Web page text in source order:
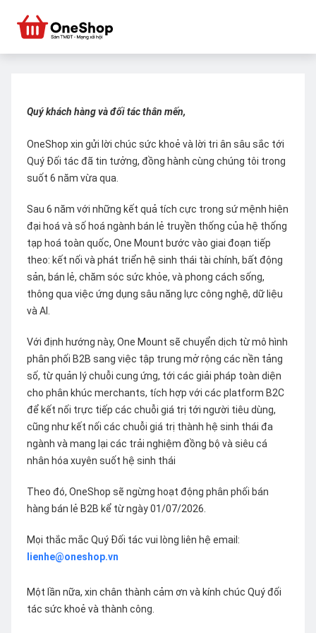
Quý khách hàng và đối tác thân mến,
OneShop xin gửi lời chúc sức khoẻ và lời tri ân sâu sắc tới
Quý Đối tác đã tin tưởng, đồng hành cùng chúng tôi trong
suốt 6 năm vừa qua.
Sau 6 năm với những kết quả tích cực trong sứ mệnh hiện
đại hoá và số hoá ngành bán lẻ truyền thống của hệ thống
tạp hoá toàn quốc, One Mount bước vào giai đoạn tiếp
theo: kết nối và phát triển hệ sinh thái tài chính, bất động
sản, bán lẻ, chăm sóc sức khỏe, và phong cách sống,
thông qua việc ứng dụng sâu năng lực công nghệ, dữ liệu
và AI.
Với định hướng này, One Mount sẽ chuyển dịch từ mô hình
phân phối B2B sang việc tập trung mở rộng các nền tảng
số, từ quản lý chuỗi cung ứng, tới các giải pháp toàn diện
cho phân khúc merchants, tích hợp với các platform B2C
để kết nối trực tiếp các chuỗi giá trị tới người tiêu dùng,
cũng như kết nối các chuỗi giá trị thành hệ sinh thái đa
ngành và mang lại các trải nghiệm đồng bộ và siêu cá
nhân hóa xuyên suốt hệ sinh thái
Theo đó, OneShop sẽ ngừng hoạt động phân phối bán
hàng bán lẻ B2B kể từ ngày 01/07/2026.
Mọi thắc mắc Quý Đối tác vui lòng liên hệ email:
lienhe@oneshop.vn
Một lần nữa, xin chân thành cảm ơn và kính chúc Quý đối
tác sức khoẻ và thành công.